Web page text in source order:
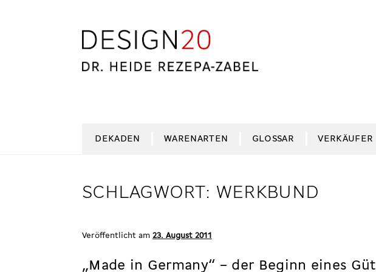
Zur
Navigation
springen
Zum
Inhalt
springen
DEKADEN WARENARTEN GLOSSAR VERKÄUFER
SCHLAGWORT: WERKBUND
Veröffentlicht am 23. August 2011
„Made in Germany“ – der Beginn eines